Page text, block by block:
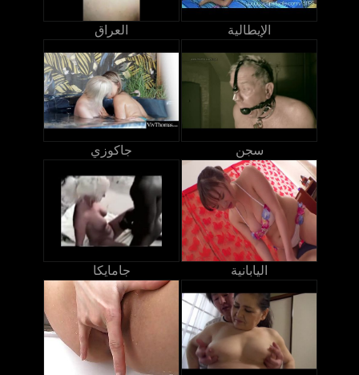
العراق الإيطالية
جاكوزي سجن
جامايكا اليابانية